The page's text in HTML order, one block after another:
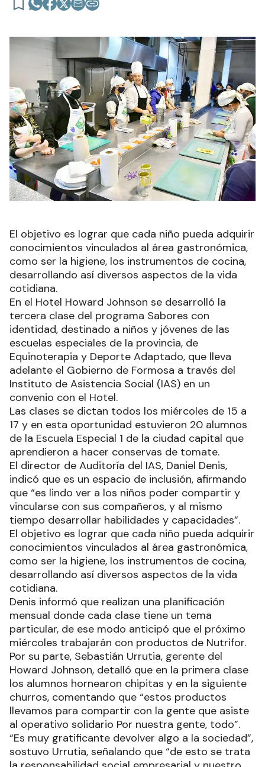
El objetivo es lograr que cada niño pueda adquirir
conocimientos vinculados al área gastronómica,
como ser la higiene, los instrumentos de cocina,
desarrollando así diversos aspectos de la vida
cotidiana.
En el Hotel Howard Johnson se desarrolló la
tercera clase del programa Sabores con
identidad, destinado a niños y jóvenes de las
escuelas especiales de la provincia, de
Equinoterapia y Deporte Adaptado, que lleva
adelante el Gobierno de Formosa a través del
Instituto de Asistencia Social (IAS) en un
convenio con el Hotel.
Las clases se dictan todos los miércoles de 15 a
17 y en esta oportunidad estuvieron 20 alumnos
de la Escuela Especial 1 de la ciudad capital que
aprendieron a hacer conservas de tomate.
El director de Auditoría del IAS, Daniel Denis,
indicó que es un espacio de inclusión, afirmando
que “es lindo ver a los niños poder compartir y
vincularse con sus compañeros, y al mismo
tiempo desarrollar habilidades y capacidades”.
El objetivo es lograr que cada niño pueda adquirir
conocimientos vinculados al área gastronómica,
como ser la higiene, los instrumentos de cocina,
desarrollando así diversos aspectos de la vida
cotidiana.
Denis informó que realizan una planificación
mensual donde cada clase tiene un tema
particular, de ese modo anticipó que el próximo
miércoles trabajarán con productos de Nutrifor.
Por su parte, Sebastián Urrutia, gerente del
Howard Johnson, detalló que en la primera clase
los alumnos hornearon chipitas y en la siguiente
churros, comentando que “estos productos
llevamos para compartir con la gente que asiste
al operativo solidario Por nuestra gente, todo”.
“Es muy gratificante devolver algo a la sociedad”,
sostuvo Urrutia, señalando que “de esto se trata